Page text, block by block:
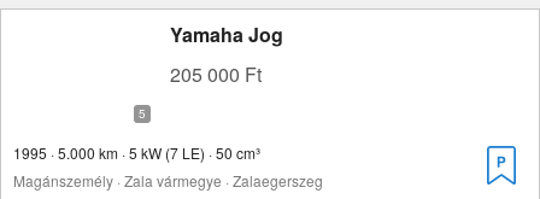
Yamaha Jog
205 000 Ft
1995 · 5.000 km · 5 kW (7 LE) · 50 cm³
Magánszemély · Zala vármegye · Zalaegerszeg